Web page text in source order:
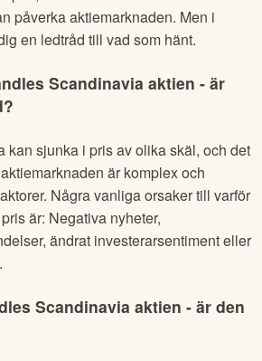
påverka aktiemarknaden. Men i
en ledtråd till vad som hänt.
Scandinavia aktien - är
kan sjunka i pris av olika skäl, och det
är komplex och
Några vanliga orsaker till varför
är: Negativa nyheter,
ändrat investerarsentiment eller
Scandinavia aktien - är den